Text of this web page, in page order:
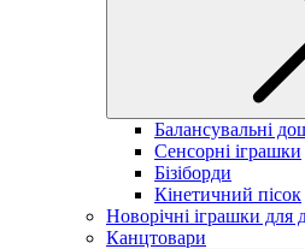
Балансувальні
Сенсорні іграшки
Бізіборди
Кінетичний пісок
Новорічні іграшки для
Канцтовари